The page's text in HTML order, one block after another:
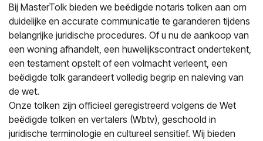
Bij MasterTolk bieden we beëdigde notaris tolken aan om
duidelijke en accurate communicatie te garanderen tijdens
belangrijke juridische procedures. Of u nu de aankoop van
een woning afhandelt, een huwelijkscontract ondertekent,
een testament opstelt of een volmacht verleent, een
beëdigde tolk garandeert volledig begrip en naleving van
de wet.
Onze tolken zijn officieel geregistreerd volgens de Wet
beëdigde tolken en vertalers (Wbtv), geschoold in
juridische terminologie en cultureel sensitief. Wij bieden